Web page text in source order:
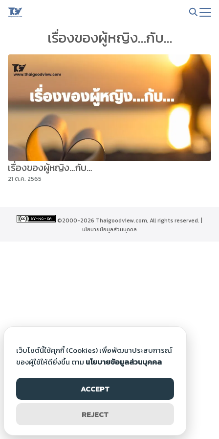
Skip
เรื่องของผู้หญิง…กับ…
เรื่องของผู้หญิง…กับ…
21 ต.ค. 2565
©2000-2026 Thaigoodview.com, All rights reserved. |
นโยบายข้อมูลส่วนบุคคล
เว็บไซต์นี้ใช้คุกกี้ (Cookies) เพื่อพัฒนาประสบการณ์
ของผู้ใช้ให้ดียิ่งขึ้น ตาม นโยบายข้อมูลส่วนบุคคล
ACCEPT
REJECT